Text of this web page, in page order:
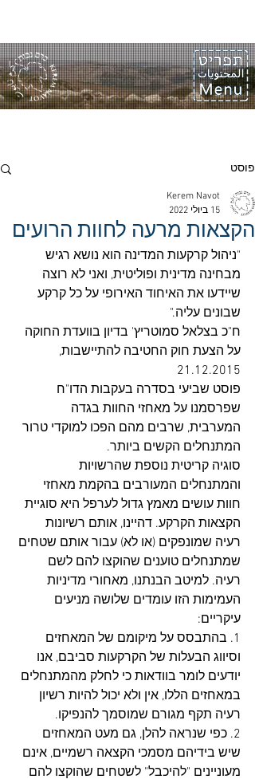
פוסט
הקצאות מרעה לחוות הרועים
Kerem Navot
15 ביולי 2022
"ניהול קרקעות המדינה הוא נושא רגיש
מבחינה מדינית ופוליטית, ואני לא רוצה
שיידעו את האיחוד האירופי על כל קרקע
שבונים עליה."
ח"כ בצלאל סמוטריץ' בדיון בוועדת החוקה
על הצעת חוק החטיבה להתיישבות,
21.12.2015
פוסט שביעי בסדרה בעקבות הדו"ח
שפרסמנו על מאחזי החוות בגדה
המערבית, שרבים מהם הפכו למוקדי טרור
המתנחלים הקשים ביותר.
סוגיה קריטית נוספת שהרשויות
והמתנחלים המעורבים בהקמת מאחזי
חוות עושים מאמץ גדול לערפל היא סוגיית
הקצאות הקרקע. דהיינו, אותם רשיונות
רעיה שמונפקים (או לא) עבור אותם שטחים
שמתנחלים טוענים שהוקצו להם לשם
רעיה. למיטב הבנתנו, מאחורי מדיניות
העמימות הזו עומדים שלושה מניעים
עיקריים:
1. בהתבסס על מיקומם של המאחזים
וסיווג הבעלות של הקרקעות סביבם, אנו
יודעים לומר בוודאות כי לחלק מהמתנחלים
במאחזים הללו, אין ולא יכול להיות רשיון
רעיה תקף מגורם שמוסמך להנפיקו.
2. כפי שנראה להלן, גם מעט המאחזים
שיש בידיהם מסמכי הקצאה רשמיים, אינם
מעוניינים "להיכבל" לשטחים שהוקצו להם